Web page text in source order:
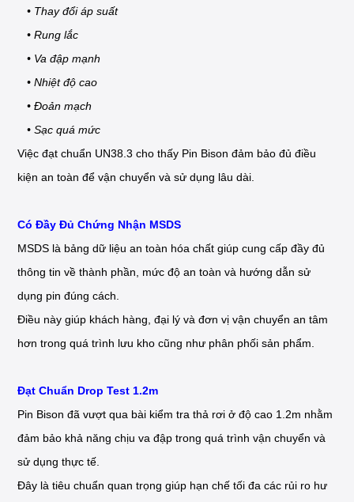
• Thay đổi áp suất
• Rung lắc
• Va đập mạnh
• Nhiệt độ cao
• Đoản mạch
• Sạc quá mức
Việc đạt chuẩn UN38.3 cho thấy Pin Bison đảm bảo đủ điều
kiện an toàn để vận chuyển và sử dụng lâu dài.
Có Đầy Đủ Chứng Nhận MSDS
MSDS là bảng dữ liệu an toàn hóa chất giúp cung cấp đầy đủ
thông tin về thành phần, mức độ an toàn và hướng dẫn sử
dụng pin đúng cách.
Điều này giúp khách hàng, đại lý và đơn vị vận chuyển an tâm
hơn trong quá trình lưu kho cũng như phân phối sản phẩm.
Đạt Chuẩn Drop Test 1.2m
Pin Bison đã vượt qua bài kiểm tra thả rơi ở độ cao 1.2m nhằm
đảm bảo khả năng chịu va đập trong quá trình vận chuyển và
sử dụng thực tế.
Đây là tiêu chuẩn quan trọng giúp hạn chế tối đa các rủi ro hư